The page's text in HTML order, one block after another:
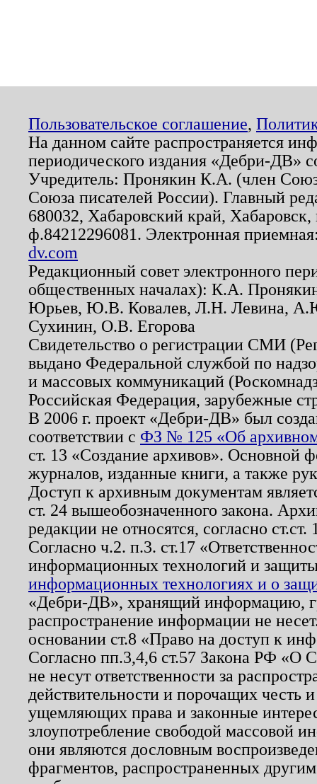
Пользовательское соглашение,
На данном сайте распространяется
периодического издания «Дебри-ДВ»
Учредитель: Пронякин К.А. (член
Союза писателей России). Главный
680032, Хабаровский край,
ф.84212296081. Электронная
dv.com
Редакционный совет электронного
общественных началах): К.А.
Юрьев, Ю.В. Ковалев, Л.Н. Левина,
Сухинин, О.В. Егорова
Свидетельство о регистрации СМИ
выдано Федеральной службой по
и массовых коммуникаций
Российская Федерация, зарубежные
В 2006 г. проект «Дебри-ДВ» был
соответствии с ФЗ № 125 «Об
ст. 13 «Создание архивов». Основной
журналов, изданные книги, а также
Доступ к архивным документам
ст. 24 вышеобозначенного закона.
редакции не относятся, согласно
Согласно ч.2. п.3. ст.17
информационных технологий и
информационных технологиях и о
«Дебри-ДВ», хранящий информацию,
распространение информации не
основании ст.8 «Право на доступ к
Согласно пп.3,4,6 ст.57 Закона РФ «О
не несут ответственности за
действительности и порочащих честь
ущемляющих права и законные
злоупотребление свободой массовой
они являются дословным
фрагментов, распространенных